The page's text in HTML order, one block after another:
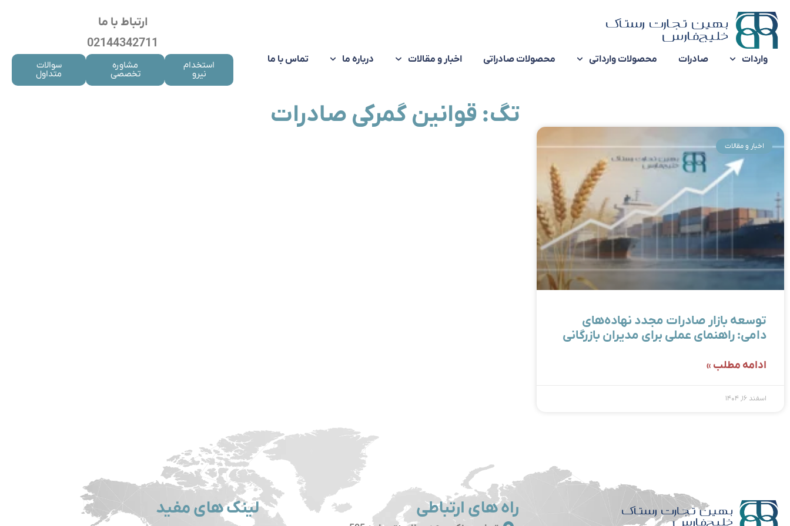
واردات صادرات محصولات وارداتی محصولات صادراتی اخبار و مقالات درباره ما تماس با ما
ارتباط با ما
02144342711
استخدام
نیرو
مشاوره
تخصصی
سوالات
متداول
تگ: قوانین گمرکی صادرات
اخبار و مقالات
توسعه بازار صادرات مجدد نهاده‌های
دامی: راهنمای عملی برای مدیران بازرگانی
ادامه مطلب »
اسفند ۱۶, ۱۴۰۴
راه های ارتباطی لینک های مفید